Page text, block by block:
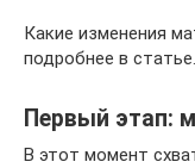
Какие изменения
подробнее в статье.
Первый этап:
В этот момент